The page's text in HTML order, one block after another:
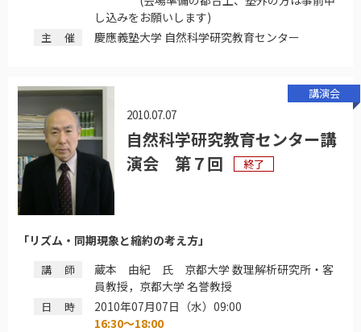
し込みをお願いします)
主催 慶應義塾大学 自然科学研究教育センター
講演会
2010.07.07
自然科学研究教育センター講
演会 第７回
終了
「リズム・同期現象と縮約の考え方」
講師
蔵本 由紀 氏 京都大学 数理解析研究所・客
員教授，京都大学 名誉教授
日時
2010年07月07日（水）09:00
16:30～18:00